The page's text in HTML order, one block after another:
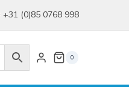
+31 (0)85 0768 998
0